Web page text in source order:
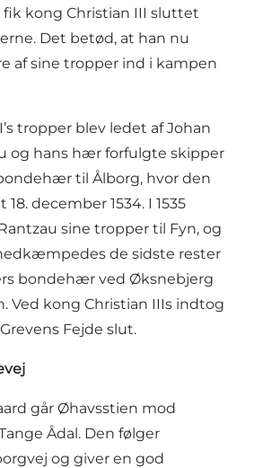
fik kong Christian III sluttet
Det betød, at han nu
af sine tropper ind i kampen
tropper blev ledet af Johan
og hans hær forfulgte skipper
til Ålborg, hvor den
december 1534. I 1535
sine tropper til Fyn, og
nedkæmpedes de sidste rester
bondehær ved Øksnebjerg
Ved kong Christian IIIs indtog
Fejde slut.
går Øhavsstien mod
Ådal. Den følger
og giver en god